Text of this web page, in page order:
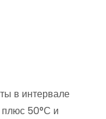
в интервале
плюс 50°С и